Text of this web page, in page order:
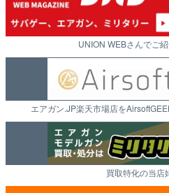
UNION WEBさんでご
エアガン.JP楽天市場店を
買取特化の当店